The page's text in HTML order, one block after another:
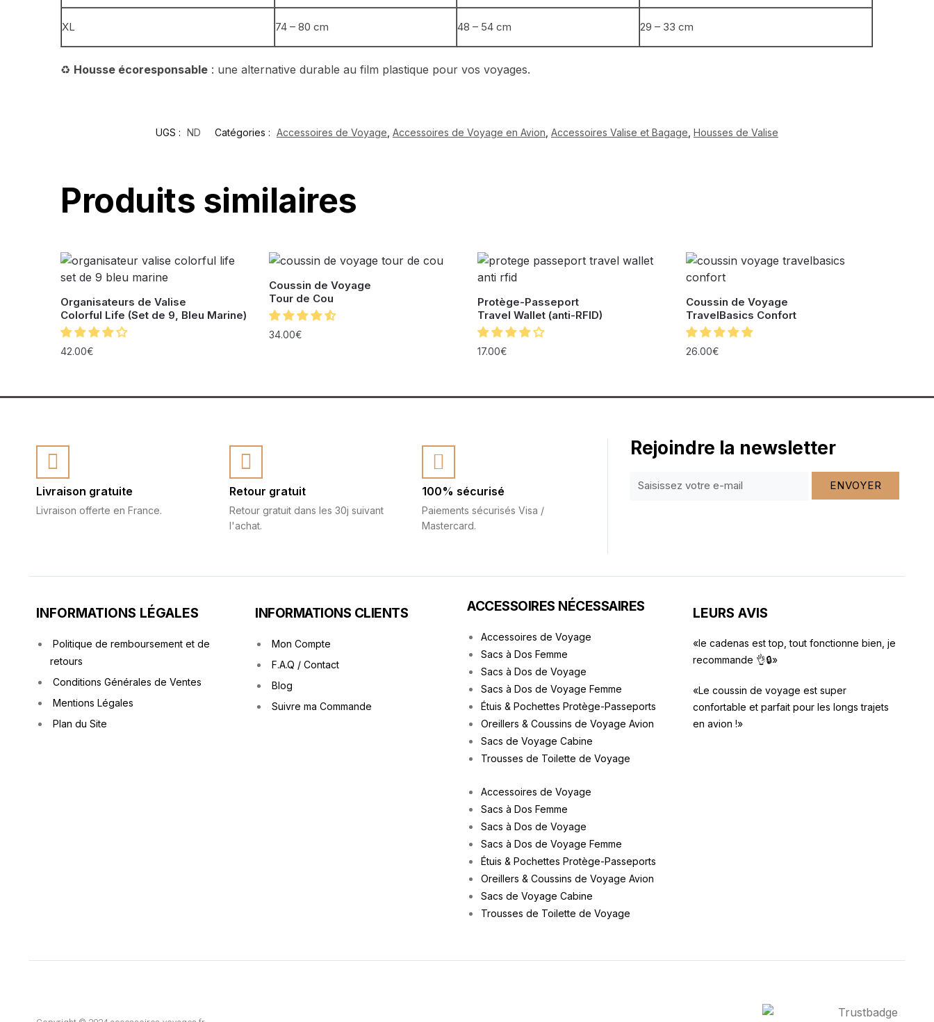
XL 74 – 80 cm 48 – 54 cm 29 – 33 cm
♻️ Housse écoresponsable : une alternative durable au film plastique pour vos voyages.
UGS : ND Catégories : Accessoires de Voyage Accessoires de Voyage en Avion Accessoires Valise et Bagage Housses de Valise
Produits similaires
Organisateurs de Valise
Colorful Life (Set de 9, Bleu Marine)
42.00€
Coussin de Voyage
Tour de Cou
34.00€
Protège-Passeport
Travel Wallet (anti-RFID)
17.00€
Coussin de Voyage
TravelBasics Confort
26.00€
Livraison gratuite
Livraison offerte en France.
Retour gratuit
Retour gratuit dans les 30j suivant
l'achat.
100% sécurisé
Paiements sécurisés Visa /
Mastercard.
Rejoindre la newsletter
ENVOYER
INFORMATIONS LÉGALES
Politique de remboursement et de
retours
Conditions Générales de Ventes
Mentions Légales
Plan du Site
INFORMATIONS CLIENTS
Mon Compte
F.A.Q / Contact
Blog
Suivre ma Commande
ACCESSOIRES NÉCESSAIRES
Accessoires de Voyage
Sacs à Dos Femme
Sacs à Dos de Voyage
Sacs à Dos de Voyage Femme
Étuis & Pochettes Protège-Passeports
Oreillers & Coussins de Voyage Avion
Sacs de Voyage Cabine
Trousses de Toilette de Voyage
Accessoires de Voyage
Sacs à Dos Femme
Sacs à Dos de Voyage
Sacs à Dos de Voyage Femme
Étuis & Pochettes Protège-Passeports
Oreillers & Coussins de Voyage Avion
Sacs de Voyage Cabine
Trousses de Toilette de Voyage
LEURS AVIS
«le cadenas est top, tout fonctionne bien, je
recommande 👌🔒»
«Le coussin de voyage est super
confortable et parfait pour les longs trajets
en avion !»